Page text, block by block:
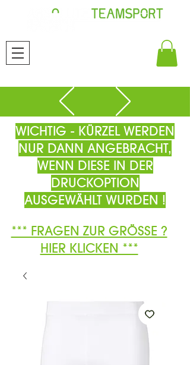
WICHTIG - KÜRZEL WERDEN
NUR DANN ANGEBRACHT,
WENN DIESE IN DER
DRUCKOPTION
AUSGEWÄHLT WURDEN !
*** FRAGEN ZUR GRÖSSE ?
HIER KLICKEN ***